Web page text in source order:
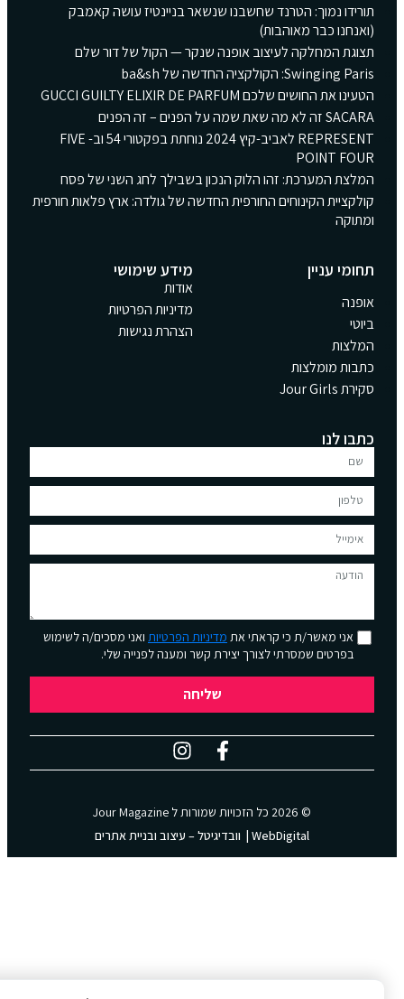
תורידו נמוך: הטרנד שחשבנו שנשאר בניינטיז עושה קאמבק
(ואנחנו כבר מאוהבות)
תצוגת המחלקה לעיצוב אופנה שנקר — הקול של דור שלם
Swinging Paris: הקולקציה החדשה של ba&sh
הטעינו את החושים שלכם GUCCI GUILTY ELIXIR DE PARFUM
SACARA זה לא מה שאת שמה על הפנים – זה הפנים
REPRESENT לאביב-קיץ 2024 נוחתת בפקטורי 54 וב- FIVE
POINT FOUR
המלצת המערכת: זהו הלוק הנכון בשבילך לחג השני של פסח
קולקציית הקינוחים החורפית החדשה של גולדה: ארץ פלאות חורפית
ומתוקה
תחומי עניין
אופנה
ביוטי
המלצות
כתבות מומלצות
סקירת Jour Girls
מידע שימושי
אודות
מדיניות הפרטיות
הצהרת נגישות
כתבו לנו
אני מאשר/ת כי קראתי את מדיניות הפרטיותואני מסכים/ה לשימוש
בפרטים שמסרתי לצורך יצירת קשר ומענה לפנייה שלי.
שליחה
Jour Magazine
WebDigital | וובדיגיטל – עיצוב ובניית אתרים